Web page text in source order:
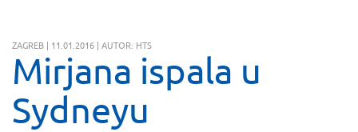
ZAGREB | 11.01.2016 | AUTOR: HTS
Mirjana ispala u
Sydneyu